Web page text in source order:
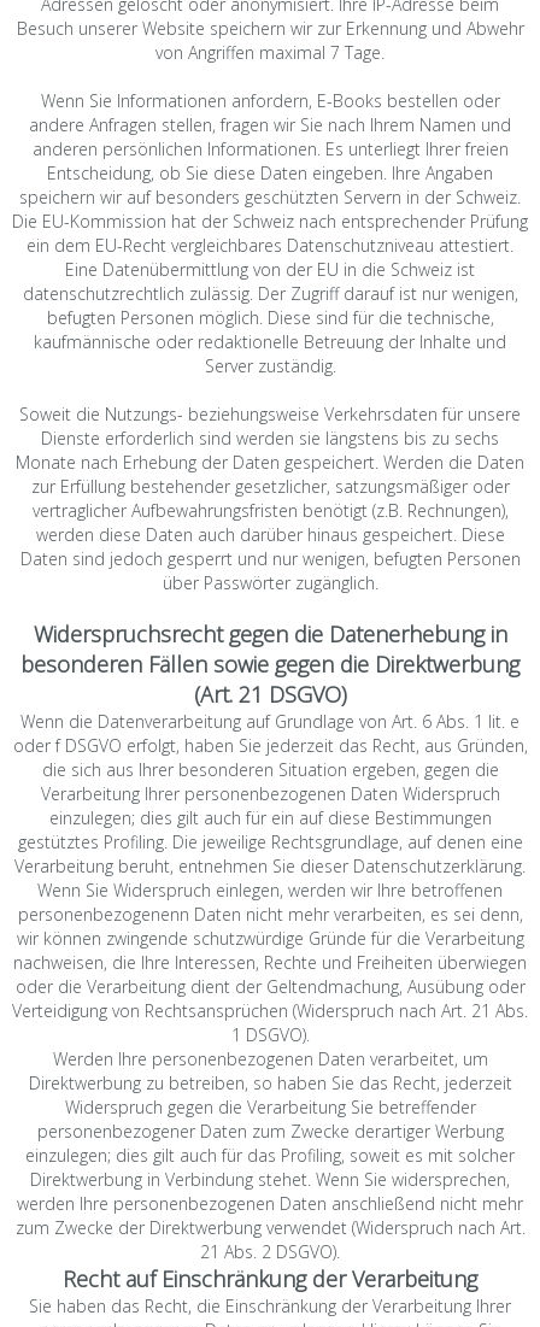
Adressen gelöscht oder anonymisiert. Ihre IP-Adresse beim
Besuch unserer Website speichern wir zur Erkennung und Abwehr
von Angriffen maximal 7 Tage.
Wenn Sie Informationen anfordern, E-Books bestellen oder
andere Anfragen stellen, fragen wir Sie nach Ihrem Namen und
anderen persönlichen Informationen. Es unterliegt Ihrer freien
Entscheidung, ob Sie diese Daten eingeben. Ihre Angaben
speichern wir auf besonders geschützten Servern in der Schweiz.
Die EU-Kommission hat der Schweiz nach entsprechender Prüfung
ein dem EU-Recht vergleichbares Datenschutzniveau attestiert.
Eine Datenübermittlung von der EU in die Schweiz ist
datenschutzrechtlich zulässig. Der Zugriff darauf ist nur wenigen,
befugten Personen möglich. Diese sind für die technische,
kaufmännische oder redaktionelle Betreuung der Inhalte und
Server zuständig.
Soweit die Nutzungs- beziehungsweise Verkehrsdaten für unsere
Dienste erforderlich sind werden sie längstens bis zu sechs
Monate nach Erhebung der Daten gespeichert. Werden die Daten
zur Erfüllung bestehender gesetzlicher, satzungsmäßiger oder
vertraglicher Aufbewahrungsfristen benötigt (z.B. Rechnungen),
werden diese Daten auch darüber hinaus gespeichert. Diese
Daten sind jedoch gesperrt und nur wenigen, befugten Personen
über Passwörter zugänglich.
Widerspruchsrecht gegen die Datenerhebung in
besonderen Fällen sowie gegen die Direktwerbung
(Art. 21 DSGVO)
Wenn die Datenverarbeitung auf Grundlage von Art. 6 Abs. 1 lit. e
oder f DSGVO erfolgt, haben Sie jederzeit das Recht, aus Gründen,
die sich aus Ihrer besonderen Situation ergeben, gegen die
Verarbeitung Ihrer personenbezogenen Daten Widerspruch
einzulegen; dies gilt auch für ein auf diese Bestimmungen
gestütztes Profiling. Die jeweilige Rechtsgrundlage, auf denen eine
Verarbeitung beruht, entnehmen Sie dieser Datenschutzerklärung.
Wenn Sie Widerspruch einlegen, werden wir Ihre betroffenen
personenbezogenenn Daten nicht mehr verarbeiten, es sei denn,
wir können zwingende schutzwürdige Gründe für die Verarbeitung
nachweisen, die Ihre Interessen, Rechte und Freiheiten überwiegen
oder die Verarbeitung dient der Geltendmachung, Ausübung oder
Verteidigung von Rechtsansprüchen (Widerspruch nach Art. 21 Abs.
1 DSGVO).
Werden Ihre personenbezogenen Daten verarbeitet, um
Direktwerbung zu betreiben, so haben Sie das Recht, jederzeit
Widerspruch gegen die Verarbeitung Sie betreffender
personenbezogener Daten zum Zwecke derartiger Werbung
einzulegen; dies gilt auch für das Profiling, soweit es mit solcher
Direktwerbung in Verbindung stehet. Wenn Sie widersprechen,
werden Ihre personenbezogenen Daten anschließend nicht mehr
zum Zwecke der Direktwerbung verwendet (Widerspruch nach Art.
21 Abs. 2 DSGVO).
Recht auf Einschränkung der Verarbeitung
Sie haben das Recht, die Einschränkung der Verarbeitung Ihrer